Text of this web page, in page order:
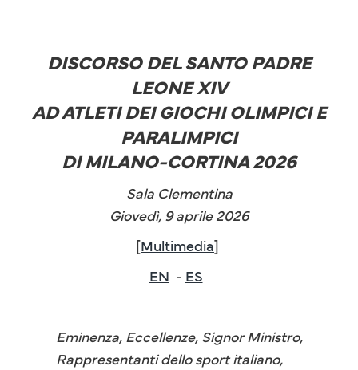
DISCORSO DEL SANTO PADRE
LEONE XIV
AD ATLETI DEI GIOCHI OLIMPICI E
PARALIMPICI
DI MILANO-CORTINA 2026
Sala Clementina
Giovedì, 9 aprile 2026
[Multimedia]
EN - ES
Eminenza, Eccellenze, Signor Ministro,
Rappresentanti dello sport italiano,